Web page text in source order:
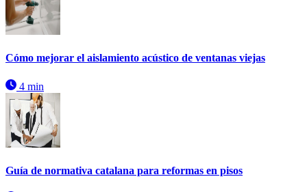
Cómo mejorar el aislamiento acústico de ventanas viejas
4 min
Guía de normativa catalana para reformas en pisos